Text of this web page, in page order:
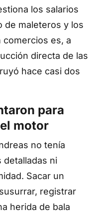
los salarios
de maleteros y los
es, a
directa de las
hace casi dos
para
motor
no tenía
detalladas ni
Sacar un
registrar
herida de bala